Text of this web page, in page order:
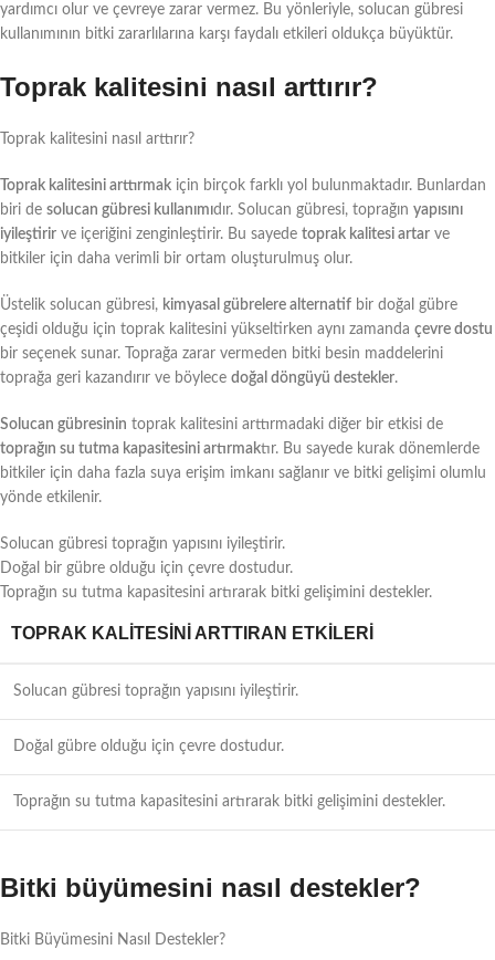
yardımcı olur ve çevreye zarar vermez. Bu yönleriyle, solucan gübresi
kullanımının bitki zararlılarına karşı faydalı etkileri oldukça büyüktür.
Toprak kalitesini nasıl arttırır?
Toprak kalitesini nasıl arttırır?
Toprak kalitesini arttırmak için birçok farklı yol bulunmaktadır. Bunlardan
biri de solucan gübresi kullanımıdır. Solucan gübresi, toprağın yapısını
iyileştirir ve içeriğini zenginleştirir. Bu sayede toprak kalitesi artar ve
bitkiler için daha verimli bir ortam oluşturulmuş olur.
Üstelik solucan gübresi, kimyasal gübrelere alternatif bir doğal gübre
çeşidi olduğu için toprak kalitesini yükseltirken aynı zamanda çevre dostu
bir seçenek sunar. Toprağa zarar vermeden bitki besin maddelerini
toprağa geri kazandırır ve böylece doğal döngüyü destekler.
Solucan gübresinin toprak kalitesini arttırmadaki diğer bir etkisi de
toprağın su tutma kapasitesini artırmaktır. Bu sayede kurak dönemlerde
bitkiler için daha fazla suya erişim imkanı sağlanır ve bitki gelişimi olumlu
yönde etkilenir.
Solucan gübresi toprağın yapısını iyileştirir.
Doğal bir gübre olduğu için çevre dostudur.
Toprağın su tutma kapasitesini artırarak bitki gelişimini destekler.
TOPRAK KALITESINI ARTTIRAN ETKILERI
Solucan gübresi toprağın yapısını iyileştirir.
Doğal gübre olduğu için çevre dostudur.
Toprağın su tutma kapasitesini artırarak bitki gelişimini destekler.
Bitki büyümesini nasıl destekler?
Bitki Büyümesini Nasıl Destekler?